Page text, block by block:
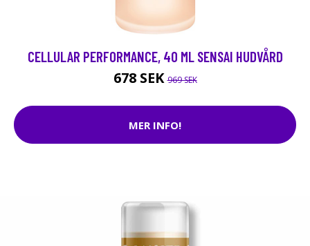
CELLULAR PERFORMANCE, 40 ML SENSAI HUDVÅRD
678 SEK969 SEK
MER INFO!